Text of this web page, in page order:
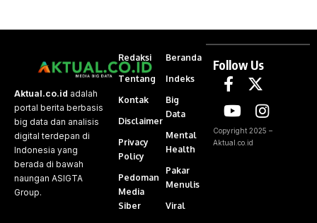
Aktual.co.id adalah
portal berita berbasis
big data dan analisis
digital terdepan di
Indonesia yang
berada di bawah
naungan ASIGTA
Group.
Redaksi
Tentang
Kontak
Disclaimer
Privacy
Policy
Pedoman
Media
Siber
Beranda
Indeks
Big
Data
Mental
Health
Pakar
Menulis
Viral
Follow Us
Copyright 2025 –
Aktual.co.id